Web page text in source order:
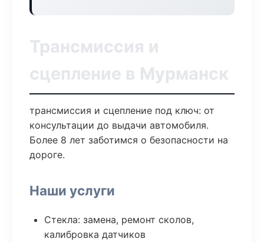
Трансмиссия и
сцепление в Мурманск
трансмиссия и сцепление под ключ: от
консультации до выдачи автомобиля.
Более 8 лет заботимся о безопасности на
дороге.
Наши услуги
Стекла: замена, ремонт сколов,
калибровка датчиков